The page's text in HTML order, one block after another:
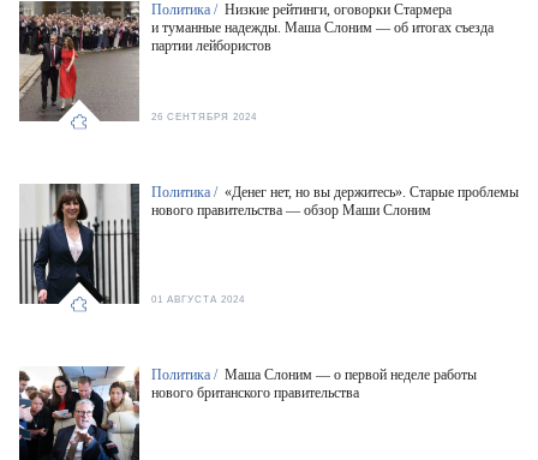
Политика / Низкие рейтинги, оговорки Стармера
и туманные надежды. Маша Слоним — об итогах съезда
партии лейбористов
26 СЕНТЯБРЯ 2024
Политика / «Денег нет, но вы держитесь». Старые проблемы
нового правительства — обзор Маши Слоним
01 АВГУСТА 2024
Политика / Маша Слоним — о первой неделе работы
нового британского правительства